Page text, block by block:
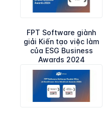
FPT Software giành
giải Kiến tạo việc làm
của ESG Business
Awards 2024